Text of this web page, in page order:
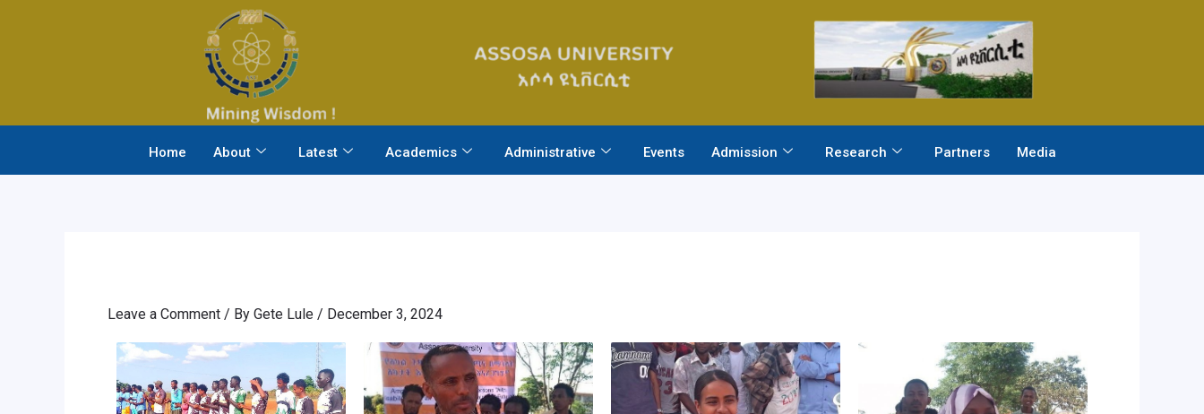
Home About Latest Academics Administrative Events Admission Research Partners Media
Leave a Comment / By Gete Lule / December 3, 2024